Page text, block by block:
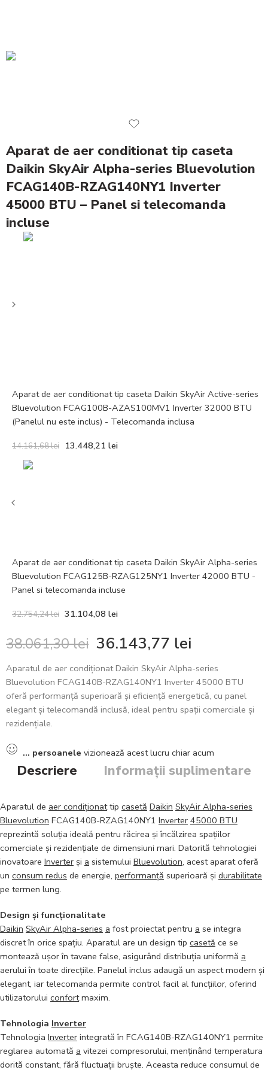
Aparat de aer conditionat tip caseta
Daikin SkyAir Alpha-series Bluevolution
FCAG140B-RZAG140NY1 Inverter
45000 BTU – Panel si telecomanda
incluse
Aparat de aer conditionat tip caseta Daikin SkyAir Active-series
Bluevolution FCAG100B-AZAS100MV1 Inverter 32000 BTU
(Panelul nu este inclus) - Telecomanda inclusa
14.161,68lei 13.448,21 lei
Aparat de aer conditionat tip caseta Daikin SkyAir Alpha-series
Bluevolution FCAG125B-RZAG125NY1 Inverter 42000 BTU -
Panel si telecomanda incluse
32.754,24lei 31.104,08 lei
38.061,30lei 36.143,77 lei
Aparatul de aer condiționat Daikin SkyAir Alpha-series
Bluevolution FCAG140B-RZAG140NY1 Inverter 45000 BTU
oferă performanță superioară și eficiență energetică, cu panel
elegant și telecomandă inclusă, ideal pentru spații comerciale și
rezidențiale.
... persoanele vizionează acest lucru chiar acum
Descriere Informații suplimentare
Aparatul de aer condiționattip casetă Daikin SkyAir Alpha-series
Bluevolution FCAG140B-RZAG140NY1 Inverter 45000 BTU
reprezintă soluția ideală pentru răcirea și încălzirea spațiilor
comerciale și rezidențiale de dimensiuni mari. Datorită tehnologiei
inovatoare Inverter și a sistemului Bluevolution, acest aparat oferă
un consum redus de energie, performanță superioară și durabilitate
pe termen lung.
Design și funcționalitate
Daikin SkyAir Alpha-series a fost proiectat pentru a se integra
discret în orice spațiu. Aparatul are un design tip casetă ce se
montează ușor în tavane false, asigurând distribuția uniformă a
aerului în toate direcțiile. Panelul inclus adaugă un aspect modern și
elegant, iar telecomanda permite control facil al funcțiilor, oferind
utilizatorului confortmaxim.
Tehnologia Inverter
Tehnologia Inverter integrată în FCAG140B-RZAG140NY1 permite
reglarea automată a vitezei compresorului, menținând temperatura
dorită constant, fără fluctuații bruște. Aceasta reduce consumul de